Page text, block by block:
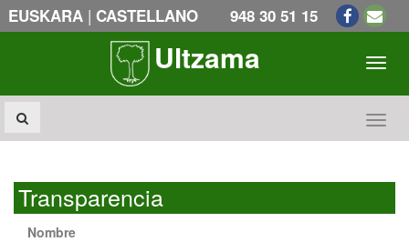
EUSKARA | CASTELLANO 948 30 51 15
Ultzama
Transparencia
Nombre